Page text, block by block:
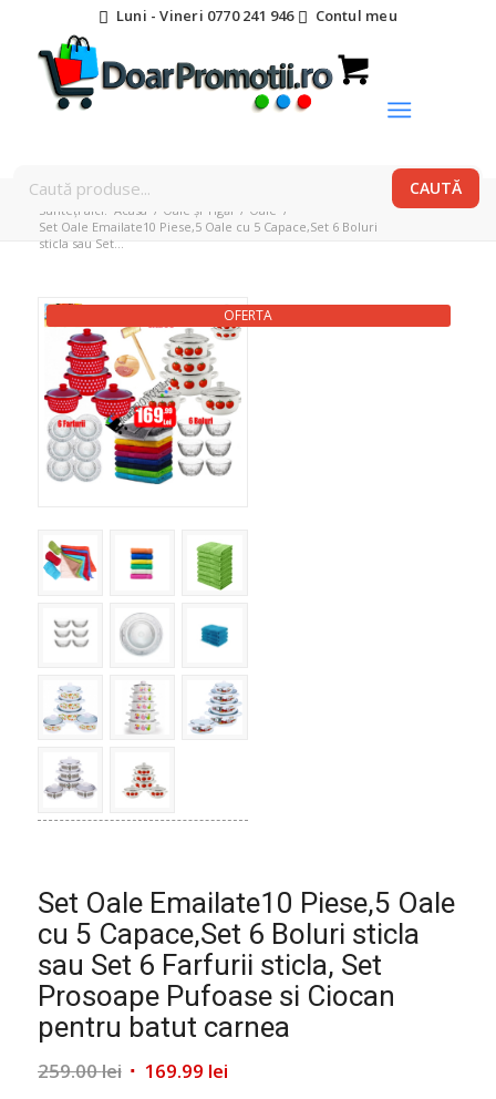
Luni - Vineri 0770 241 946 Contul meu
Sunteți aici: Acasa / Oale și Tigăi / Oale /
Set Oale Emailate10 Piese,5 Oale cu 5 Capace,Set 6 Boluri
sticla sau Set...
OFERTA
Set Oale Emailate10 Piese,5 Oale
cu 5 Capace,Set 6 Boluri sticla
sau Set 6 Farfurii sticla, Set
Prosoape Pufoase si Ciocan
pentru batut carnea
259.00lei Prețul
169.99 leiPrețul